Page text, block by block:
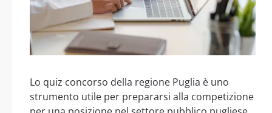
Lo quiz concorso della regione Puglia è uno
strumento utile per prepararsi alla competizione